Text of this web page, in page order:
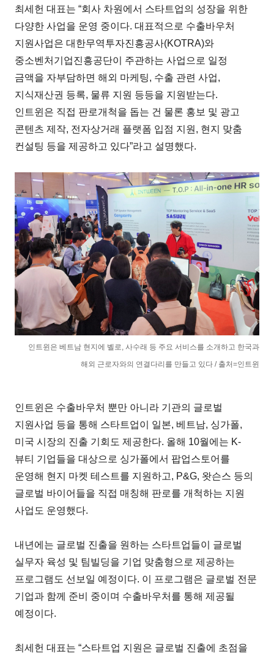
최세헌 대표는 “회사 차원에서 스타트업의 성장을 위한
다양한 사업을 운영 중이다. 대표적으로 수출바우처
지원사업은 대한무역투자진흥공사(KOTRA)와
중소벤처기업진흥공단이 주관하는 사업으로 일정
금액을 자부담하면 해외 마케팅, 수출 관련 사업,
지식재산권 등록, 물류 지원 등등을 지원받는다.
인트윈은 직접 판로개척을 돕는 건 물론 홍보 및 광고
콘텐츠 제작, 전자상거래 플랫폼 입점 지원, 현지 맞춤
컨설팅 등을 제공하고 있다”라고 설명했다.
인트윈은 베트남 현지에 벨로, 사수래 등 주요 서비스를 소개하고 한국과
해외 근로자와의 연결다리를 만들고 있다 / 출처=인트윈
인트윈은 수출바우처 뿐만 아니라 기관의 글로벌
지원사업 등을 통해 스타트업이 일본, 베트남, 싱가폴,
미국 시장의 진출 기회도 제공한다. 올해 10월에는 K-
뷰티 기업들을 대상으로 싱가폴에서 팝업스토어를
운영해 현지 마켓 테스트를 지원하고, P&G, 왓슨스 등의
글로벌 바이어들을 직접 매칭해 판로를 개척하는 지원
사업도 운영했다.
내년에는 글로벌 진출을 원하는 스타트업들이 글로벌
실무자 육성 및 팀빌딩을 기업 맞춤형으로 제공하는
프로그램도 선보일 예정이다. 이 프로그램은 글로벌 전문
기업과 함께 준비 중이며 수출바우처를 통해 제공될
예정이다.
최세헌 대표는 “스타트업 지원은 글로벌 진출에 초점을